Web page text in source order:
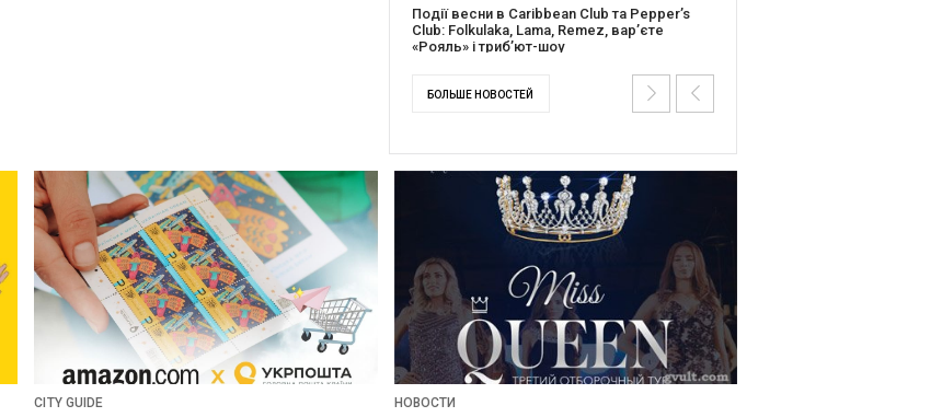
Документальний фільм “Будинок “Слово”
англійською покажуть в країнах Європи,
Канаді та США
БОЛЬШЕ НОВОСТЕЙ
CITY GUIDE НОВОСТИ